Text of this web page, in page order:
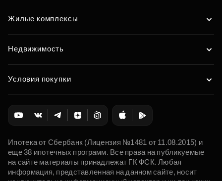
Жилые комплексы
Недвижимость
Условия покупки
Ипотека от Сбербанк (Лицензия №1481 от 11.08.2015) и
еще 38 ипотечных программ. Все права на публикуемые
на сайте материалы принадлежат ГК ФСК. Любая
информация, представленная на данном сайте, носит